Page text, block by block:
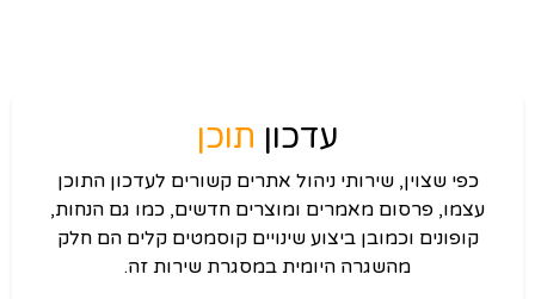
עדכון תוכן
כפי שצוין, שירותי ניהול אתרים קשורים לעדכון התוכן
עצמו, פרסום מאמרים ומוצרים חדשים, כמו גם הנחות,
קופונים וכמובן ביצוע שינויים קוסמטים קלים הם חלק
מהשגרה היומית במסגרת שירות זה.